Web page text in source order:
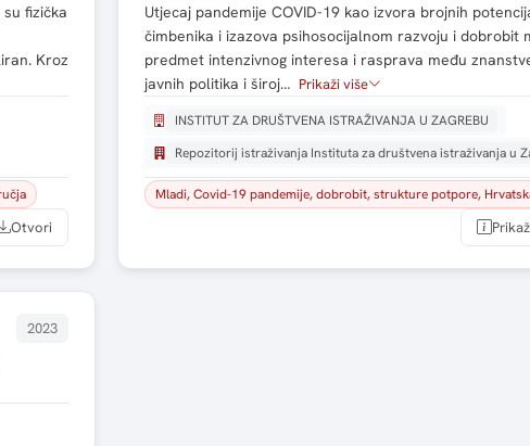
fizička
Kroz
Otvori
Utjecaj pandemije COVID-19 kao izvora brojnih
čimbenika i izazova psihosocijalnom razvoju i dobrobit
predmet intenzivnog interesa i rasprava među
javnih politika i široj… Prikaži više
INSTITUT ZA DRUŠTVENA ISTRAŽIVANJA U ZAGREBU
Repozitorij istraživanja Instituta za društvena istraživanja u
Mladi, Covid-19 pandemije, dobrobit, strukture potpore,
2023